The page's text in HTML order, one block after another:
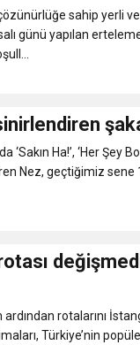
buluşturdu
oluyor
ilgili bilgi verdi
sahip yerli
günü yapılan
‘Sakın Ha!’, ‘Her Şey
Nez, geçtiğimiz
rotalarını
Türkiye’nin